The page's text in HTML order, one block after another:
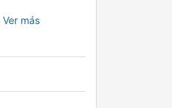
Ver más